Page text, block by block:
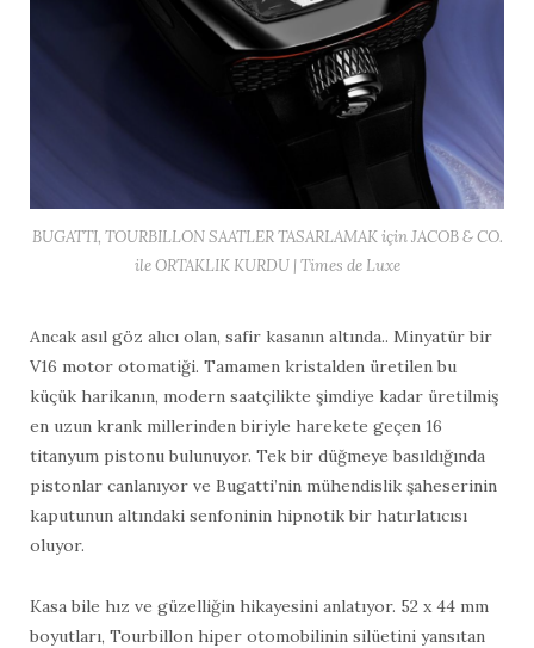
BUGATTI, TOURBILLON SAATLER TASARLAMAK için JACOB & CO.
ile ORTAKLIK KURDU | Times de Luxe
Ancak asıl göz alıcı olan, safir kasanın altında.. Minyatür bir
V16 motor otomatiği. Tamamen kristalden üretilen bu
küçük harikanın, modern saatçilikte şimdiye kadar üretilmiş
en uzun krank millerinden biriyle harekete geçen 16
titanyum pistonu bulunuyor. Tek bir düğmeye basıldığında
pistonlar canlanıyor ve Bugatti’nin mühendislik şaheserinin
kaputunun altındaki senfoninin hipnotik bir hatırlatıcısı
oluyor.
Kasa bile hız ve güzelliğin hikayesini anlatıyor. 52 x 44 mm
boyutları, Tourbillon hiper otomobilinin silüetini yansıtan